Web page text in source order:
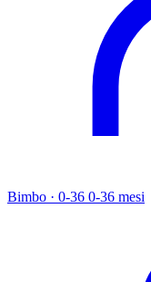
Bimbo · 0-36 0-36 mesi